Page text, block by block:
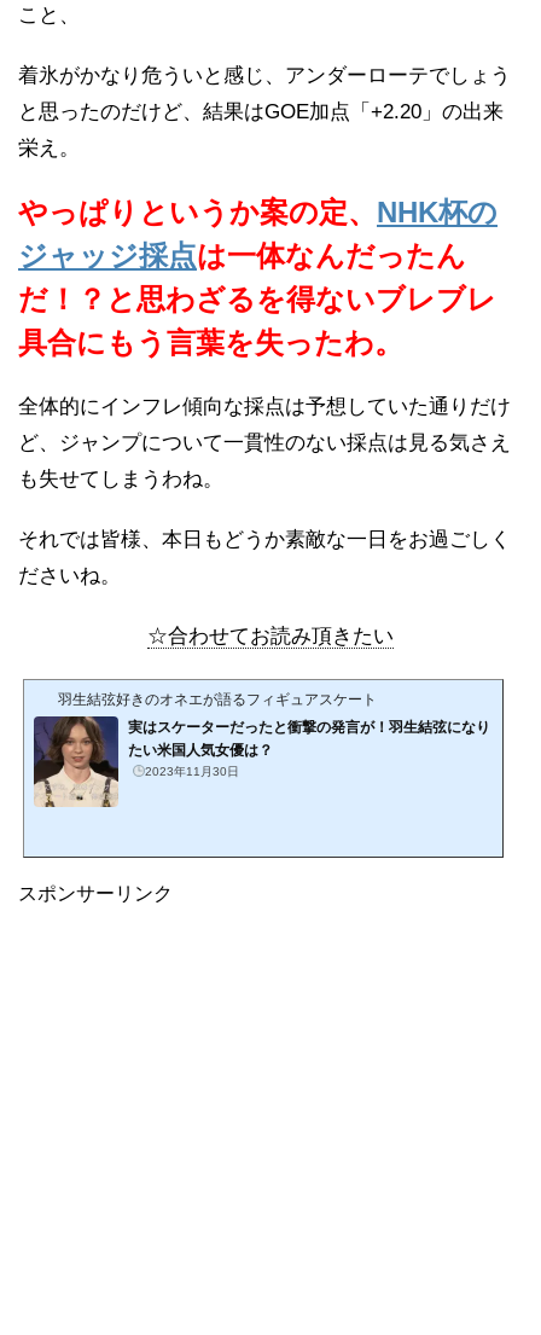
こと、
着氷がかなり危ういと感じ、アンダーローテでしょう
と思ったのだけど、結果はGOE加点「+2.20」の出来
栄え。
やっぱりというか案の定、 NHK杯の
ジャッジ採点は一体なんだったん
だ！？と思わざるを得ないブレブレ
具合にもう言葉を失ったわ。
全体的にインフレ傾向な採点は予想していた通りだけ
ど、ジャンプについて一貫性のない採点は見る気さえ
も失せてしまうわね。
それでは皆様、本日もどうか素敵な一日をお過ごしく
ださいね。
☆合わせてお読み頂きたい
羽生結弦好きのオネエが語るフィギュアスケート
実はスケーターだったと衝撃の発言が！羽生結弦になり
たい米国人気女優は？
2023年11月30日
スポンサーリンク